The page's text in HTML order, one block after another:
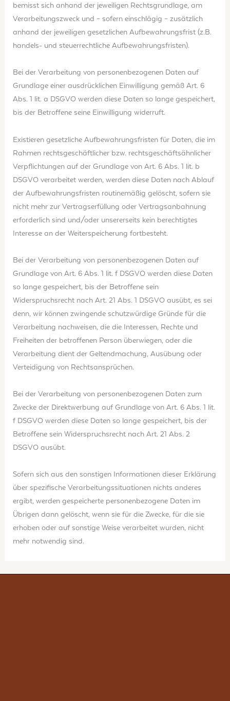
bemisst sich anhand der jeweiligen Rechtsgrundlage, am
Verarbeitungszweck und – sofern einschlägig – zusätzlich
anhand der jeweiligen gesetzlichen Aufbewahrungsfrist (z.B.
handels- und steuerrechtliche Aufbewahrungsfristen).
Bei der Verarbeitung von personenbezogenen Daten auf
Grundlage einer ausdrücklichen Einwilligung gemäß Art. 6
Abs. 1 lit. a DSGVO werden diese Daten so lange gespeichert,
bis der Betroffene seine Einwilligung widerruft.
Existieren gesetzliche Aufbewahrungsfristen für Daten, die im
Rahmen rechtsgeschäftlicher bzw. rechtsgeschäftsähnlicher
Verpflichtungen auf der Grundlage von Art. 6 Abs. 1 lit. b
DSGVO verarbeitet werden, werden diese Daten nach Ablauf
der Aufbewahrungsfristen routinemäßig gelöscht, sofern sie
nicht mehr zur Vertragserfüllung oder Vertragsanbahnung
erforderlich sind und/oder unsererseits kein berechtigtes
Interesse an der Weiterspeicherung fortbesteht.
Bei der Verarbeitung von personenbezogenen Daten auf
Grundlage von Art. 6 Abs. 1 lit. f DSGVO werden diese Daten
so lange gespeichert, bis der Betroffene sein
Widerspruchsrecht nach Art. 21 Abs. 1 DSGVO ausübt, es sei
denn, wir können zwingende schutzwürdige Gründe für die
Verarbeitung nachweisen, die die Interessen, Rechte und
Freiheiten der betroffenen Person überwiegen, oder die
Verarbeitung dient der Geltendmachung, Ausübung oder
Verteidigung von Rechtsansprüchen.
Bei der Verarbeitung von personenbezogenen Daten zum
Zwecke der Direktwerbung auf Grundlage von Art. 6 Abs. 1 lit.
f DSGVO werden diese Daten so lange gespeichert, bis der
Betroffene sein Widerspruchsrecht nach Art. 21 Abs. 2
DSGVO ausübt.
Sofern sich aus den sonstigen Informationen dieser Erklärung
über spezifische Verarbeitungssituationen nichts anderes
ergibt, werden gespeicherte personenbezogene Daten im
Übrigen dann gelöscht, wenn sie für die Zwecke, für die sie
erhoben oder auf sonstige Weise verarbeitet wurden, nicht
mehr notwendig sind.